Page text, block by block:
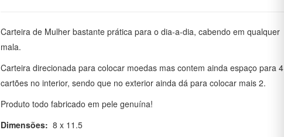
Carteira de Mulher bastante prática para o dia-a-dia, cabendo em qualquer
mala.
Carteira direcionada para colocar moedas mas contem ainda espaço para 4
cartões no interior, sendo que no exterior ainda dá para colocar mais 2.
Produto todo fabricado em pele genuína!
Dimensões: 8 x 11.5